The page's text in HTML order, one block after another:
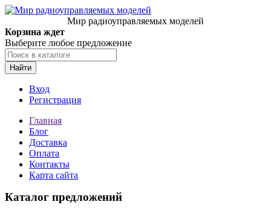
Мир радиоуправляемых моделей
Корзина ждет
Выберите любое предложение
Найти
Вход
Регистрация
Главная
Блог
Доставка
Оплата
Контакты
Карта сайта
Каталог предложений